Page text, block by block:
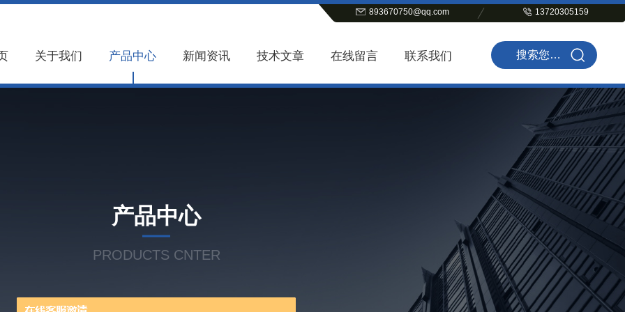
893670750@qq.com 13720305159
关于我们 产品中心 新闻资讯 技术文章 在线留言 联系我们
产品中心
PRODUCTS CNTER